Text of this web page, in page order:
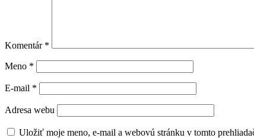
Komentár *
Meno *
E-mail *
Adresa webu
Uložiť moje meno, e-mail a webovú stránku v tomto